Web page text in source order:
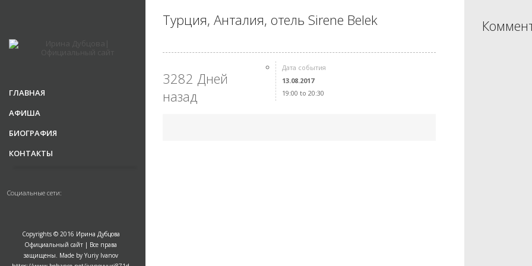
ГЛАВНАЯ
АФИША
БИОГРАФИЯ
КОНТАКТЫ
Социальные сети:
Copyrights © 2016 Ирина Дубцова
Официальный сайт | Все права
защищены. Made by Yuriy Ivanov
Турция, Анталия, отель Sirene Belek
3282 Дней
назад
Дата события
13.08.2017
19:00 to 20:30